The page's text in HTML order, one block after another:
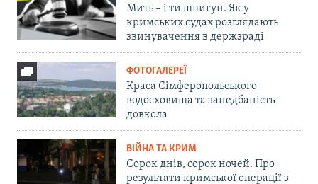
Мить – і ти шпигун. Як у
кримських судах розглядають
звинувачення в держзраді
ФОТОГАЛЕРЕЇ
Краса Сімферопольського
водосховища та занедбаність
довкола
ВІЙНА ТА КРИМ
Сорок днів, сорок ночей. Про
результати кримської операції з